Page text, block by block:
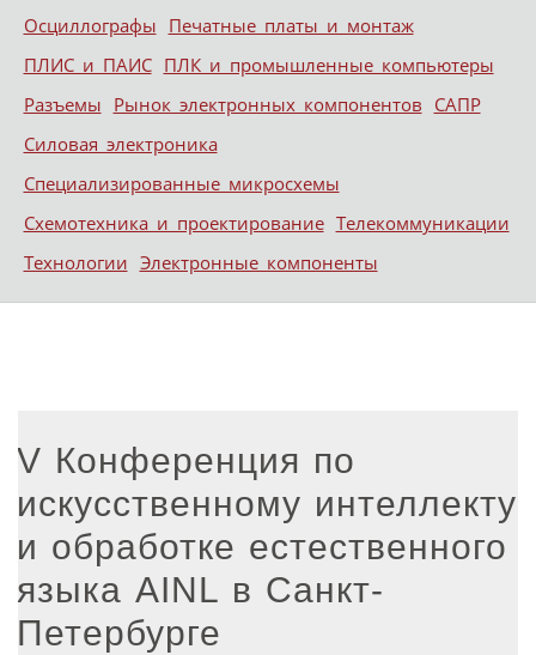
Осциллографы Печатные платы и монтаж
ПЛИС и ПАИС ПЛК и промышленные компьютеры
Разъемы Рынок электронных компонентов САПР
Силовая электроника
Специализированные микросхемы
Схемотехника и проектирование Телекоммуникации
Технологии Электронные компоненты
V Конференция по
искусственному интеллекту
и обработке естественного
языка AINL в Санкт-
Петербурге